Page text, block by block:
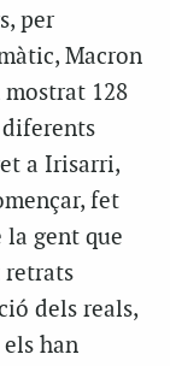
per
Macron
mostrat 128
a Irisarri,
fet
la gent que
retrats
dels reals,
han